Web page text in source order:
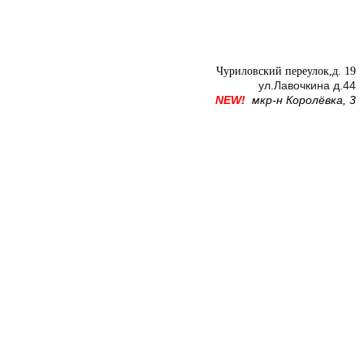
Чуриловский переулок,д. 19
ул.Лавочкина д.44
NEW! мкр-н Королёвка, 3